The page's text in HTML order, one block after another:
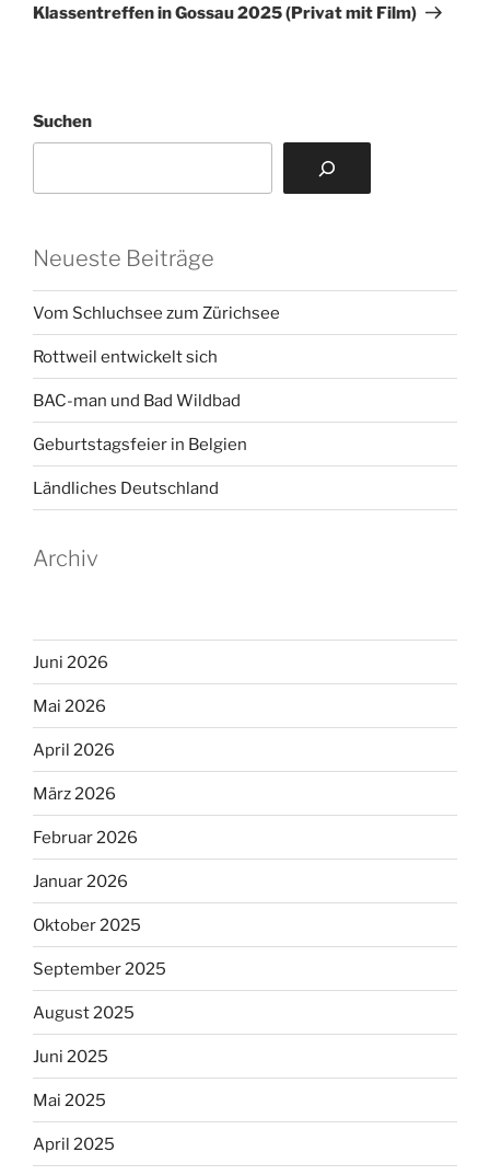
Beitrag
Klassentreffen in Gossau 2025 (Privat mit Film)
Suchen
Neueste Beiträge
Vom Schluchsee zum Zürichsee
Rottweil entwickelt sich
BAC-man und Bad Wildbad
Geburtstagsfeier in Belgien
Ländliches Deutschland
Archiv
Juni 2026
Mai 2026
April 2026
März 2026
Februar 2026
Januar 2026
Oktober 2025
September 2025
August 2025
Juni 2025
Mai 2025
April 2025